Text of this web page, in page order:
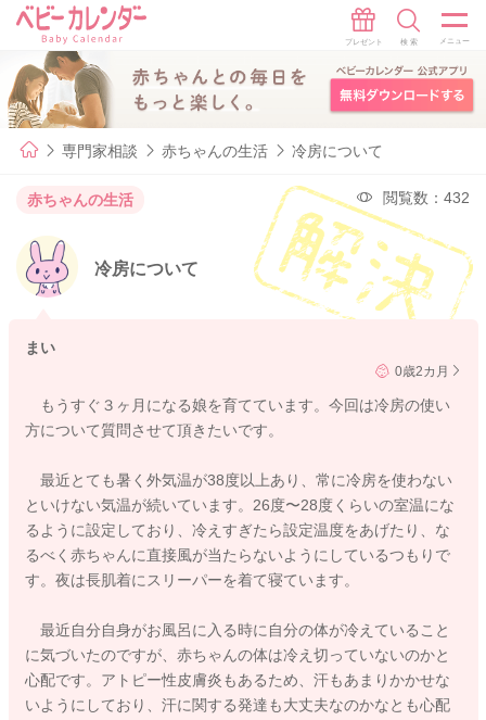
専門家相談 赤ちゃんの生活 冷房について
赤ちゃんの生活 閲覧数：432
冷房について
まい
0歳2カ月
もうすぐ３ヶ月になる娘を育てています。今回は冷房の使い
方について質問させて頂きたいです。
最近とても暑く外気温が38度以上あり、常に冷房を使わない
といけない気温が続いています。26度〜28度くらいの室温にな
るように設定しており、冷えすぎたら設定温度をあげたり、な
るべく赤ちゃんに直接風が当たらないようにしているつもりで
す。夜は長肌着にスリーパーを着て寝ています。
最近自分自身がお風呂に入る時に自分の体が冷えていること
に気づいたのですが、赤ちゃんの体は冷え切っていないのかと
心配です。アトピー性皮膚炎もあるため、汗もあまりかかせな
いようにしており、汗に関する発達も大丈夫なのかなとも心配